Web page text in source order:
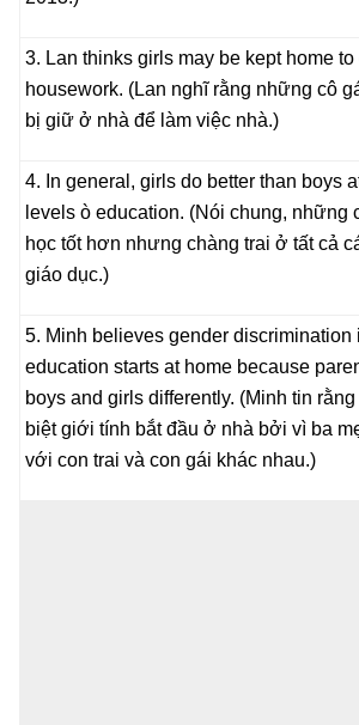
3. Lan thinks girls may be kept home to
housework. (Lan nghĩ rằng những cô
bị giữ ở nhà để làm việc nhà.)
4. In general, girls do better than boys at
levels ò education. (Nói chung, những
học tốt hơn nhưng chàng trai ở tất cả
giáo dục.)
5. Minh believes gender discrimination
education starts at home because
boys and girls differently. (Minh tin
biệt giới tính bắt đầu ở nhà bởi vì ba
với con trai và con gái khác nhau.)